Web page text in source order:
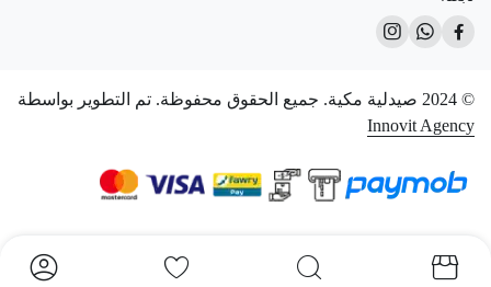
© 2024 صيدلية مكية. جميع الحقوق محفوظة. تم التطوير بواسطة
Innovit Agency